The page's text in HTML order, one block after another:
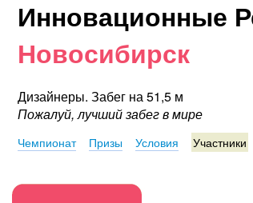
Инновационные
Новосибирск
Дизайнеры. Забег на 51,5 м
Пожалуй, лучший забег в мире
Чемпионат Призы Условия Участники